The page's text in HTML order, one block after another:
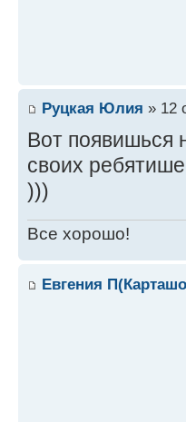
Руцкая Юлия » 12
Вот появишься
своих
)))
Все хорошо!
Евгения